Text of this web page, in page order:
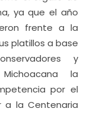
ya que el año
frente a la
platillos a base
y
la
por el
a la Centenaria